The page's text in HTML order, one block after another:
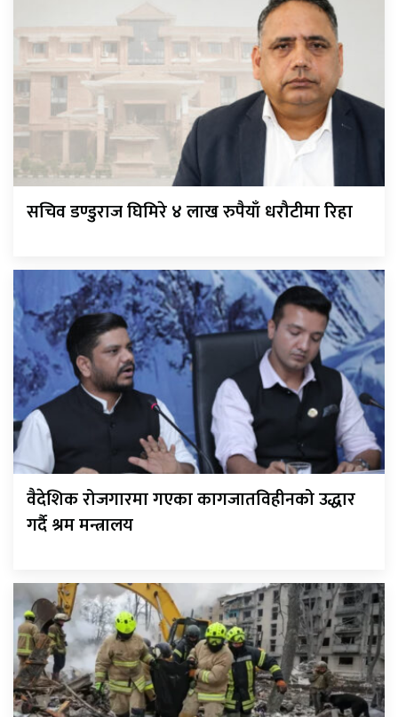
सचिव डण्डुराज घिमिरे ४ लाख रुपैयाँ धरौटीमा रिहा
वैदेशिक रोजगारमा गएका कागजातविहीनको उद्धार
गर्दै श्रम मन्त्रालय